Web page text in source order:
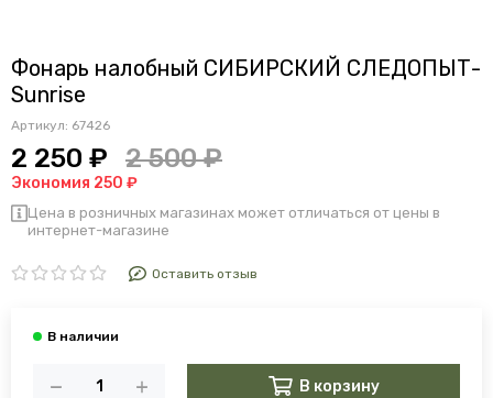
Фонарь налобный СИБИРСКИЙ СЛЕДОПЫТ-
Sunrise
Артикул: 67426
2 250 ₽ 2 500 ₽
Экономия 250 ₽
Цена в розничных магазинах может отличаться от цены в
интернет-магазине
Оставить отзыв
В корзину